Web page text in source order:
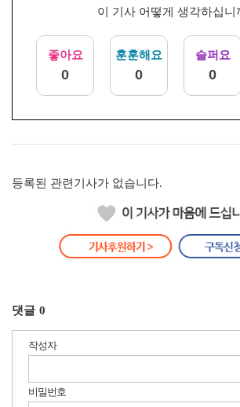
이 기사 어떻게 생각하십니
좋아요
0
훈훈해요
0
슬퍼요
0
등록된 관련기사가 없습니다.
댓글 0
작성자
비밀번호